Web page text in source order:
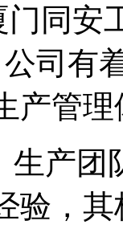
同安
司有
产管理
产团
验，